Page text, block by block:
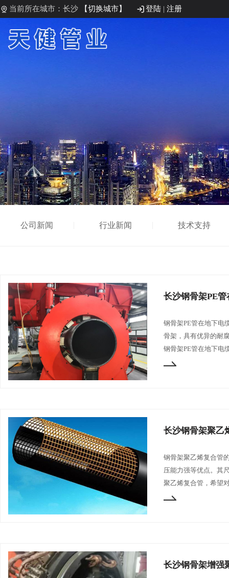
当前所在城市：长沙 【切换城市】 登陆 | 注册
公司新闻 行业新闻 技术支持
长沙钢骨架PE
钢骨架PE管在地下电
骨架，具有优异的耐
钢骨架PE管在地下电
长沙钢骨架聚乙
钢骨架聚乙烯复合管
压能力强等优点。其
聚乙烯复合管，希望
长沙钢骨架增强